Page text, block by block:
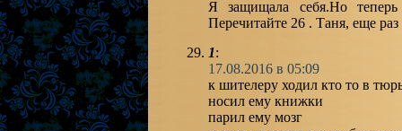
Я защищала себя.Но
Перечитайте 26 . Таня, еще
1:
17.08.2016 в 05:09
к шителеру ходил кто то в
носил ему книжки
парил ему мозг